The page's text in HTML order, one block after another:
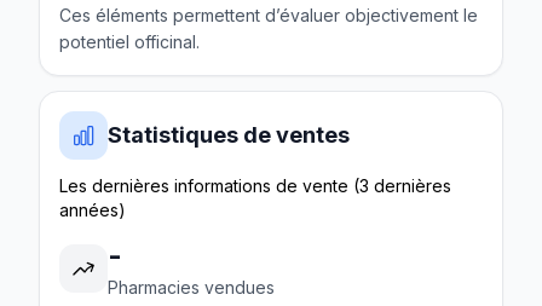
Ces éléments permettent d’évaluer objectivement le
potentiel officinal.
Statistiques de ventes
Les dernières informations de vente (3 dernières
années)
-
Pharmacies vendues